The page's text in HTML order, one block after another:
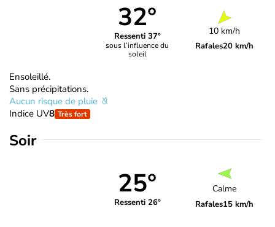
32°
Ressenti 37°
sous l’influence du
soleil
10 km/h
Rafales20 km/h
Ensoleillé.
Sans précipitations.
Aucun risque de pluie
Indice UV8 Très fort
Soir
25°
Ressenti 26°
Calme
Rafales15 km/h